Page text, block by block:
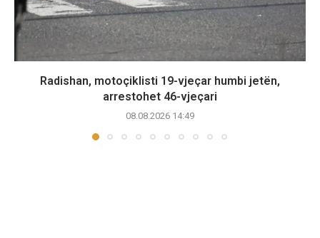
Radishan, motoçiklisti 19-vjeçar humbi jetën,
arrestohet 46-vjeçari
08.08.2026 14:49